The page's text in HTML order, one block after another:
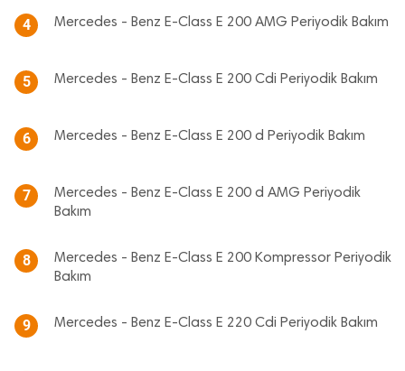
4 Mercedes - Benz E-Class E 200 AMG Periyodik Bakım
5 Mercedes - Benz E-Class E 200 Cdi Periyodik Bakım
6 Mercedes - Benz E-Class E 200 d Periyodik Bakım
7
Mercedes - Benz E-Class E 200 d AMG Periyodik
Bakım
8
Mercedes - Benz E-Class E 200 Kompressor Periyodik
Bakım
9 Mercedes - Benz E-Class E 220 Cdi Periyodik Bakım